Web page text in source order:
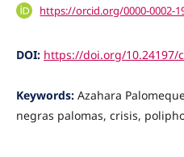
https://orcid.org/0000-0002-
DOI: https://doi.org/10.24197/
Keywords: Azahara
negras palomas, crisis,